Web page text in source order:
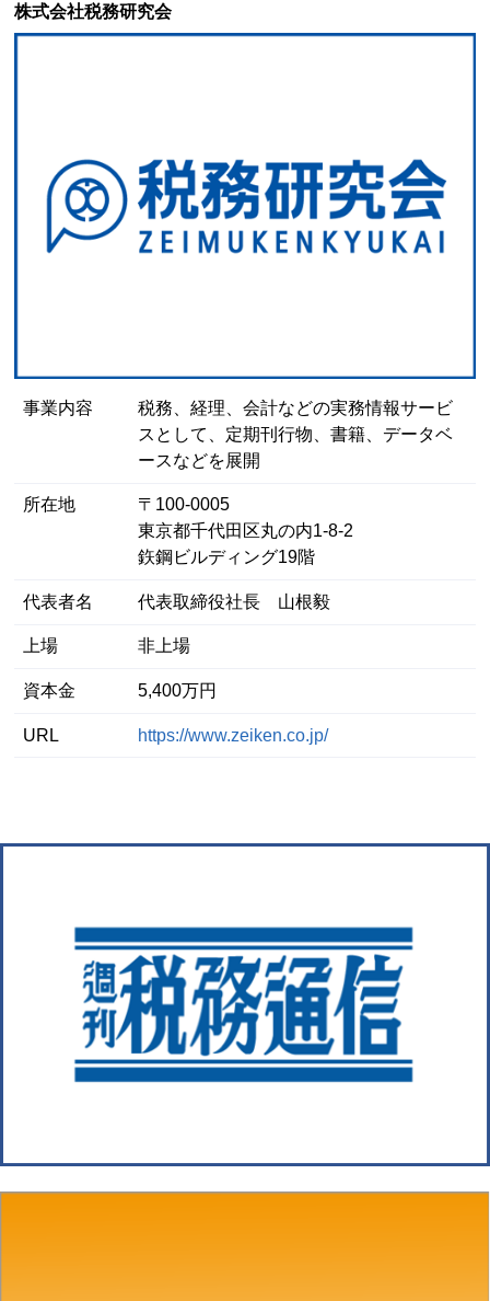
株式会社税務研究会
事業内容
税務、経理、会計などの実務情報サービ
スとして、定期刊行物、書籍、データベ
ースなどを展開
所在地
〒100-0005
東京都千代田区丸の内1-8-2
鉃鋼ビルディング19階
代表者名 代表取締役社長 山根毅
上場 非上場
資本金 5,400万円
URL https://www.zeiken.co.jp/